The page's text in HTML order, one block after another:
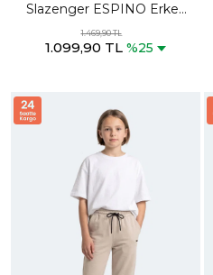
Slazenger ESPINO Erkek
Cepli Siyah Eşofman Altı
1.469,90 TL
1.099,90 TL %25